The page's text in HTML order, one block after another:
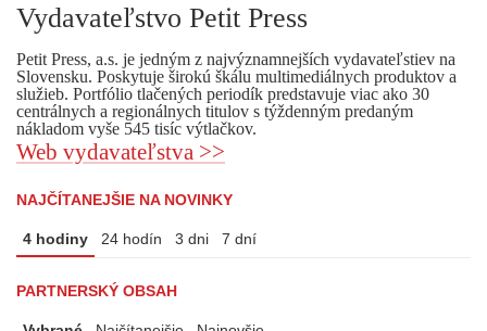
Vydavateľstvo Petit Press
Petit Press, a.s. je jedným z najvýznamnejších vydavateľstiev na
Slovensku. Poskytuje širokú škálu multimediálnych produktov a
služieb. Portfólio tlačených periodík predstavuje viac ako 30
centrálnych a regionálnych titulov s týždenným predaným
nákladom vyše 545 tisíc výtlačkov.
Web vydavateľstva >>
NAJČÍTANEJŠIE NA NOVINKY
4 hodiny 24 hodín 3 dni 7 dní
PARTNERSKÝ OBSAH